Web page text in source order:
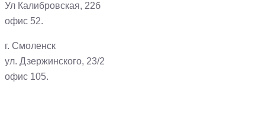
Ул Калибровская, 22б
офис 52.
г. Смоленск
ул. Дзержинского, 23/2
офис 105.